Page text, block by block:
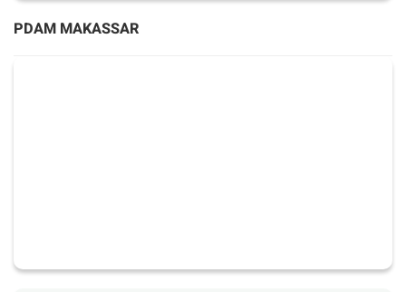
PDAM MAKASSAR